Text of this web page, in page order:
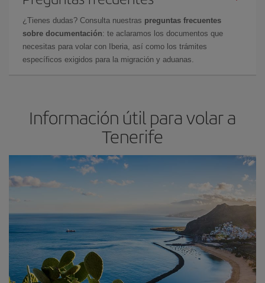
¿Tienes dudas? Consulta nuestras preguntas frecuentes
sobre documentación: te aclaramos los documentos que
necesitas para volar con Iberia, así como los trámites
específicos exigidos para la migración y aduanas.
Información útil para volar a
Tenerife